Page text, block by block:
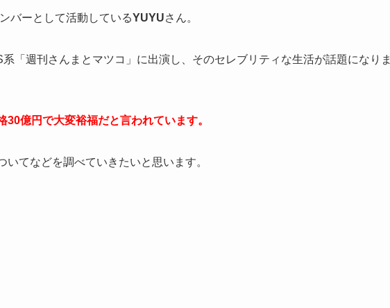
バーとして活動しているYUYUさん。
「週刊さんまとマツコ」に出演し、そのセレブリティな生活が話題になりま
億円で大変裕福だと言われています。
てなどを調べていきたいと思います。